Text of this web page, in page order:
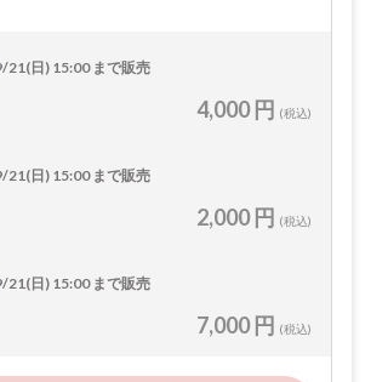
21(日) 15:00 まで販売
4,000 円 (税込)
21(日) 15:00 まで販売
2,000 円 (税込)
21(日) 15:00 まで販売
7,000 円 (税込)